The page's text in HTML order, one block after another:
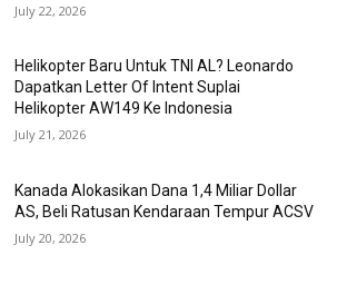
July 22, 2026
Helikopter Baru Untuk TNI AL? Leonardo
Dapatkan Letter Of Intent Suplai
Helikopter AW149 Ke Indonesia
July 21, 2026
Kanada Alokasikan Dana 1,4 Miliar Dollar
AS, Beli Ratusan Kendaraan Tempur ACSV
July 20, 2026